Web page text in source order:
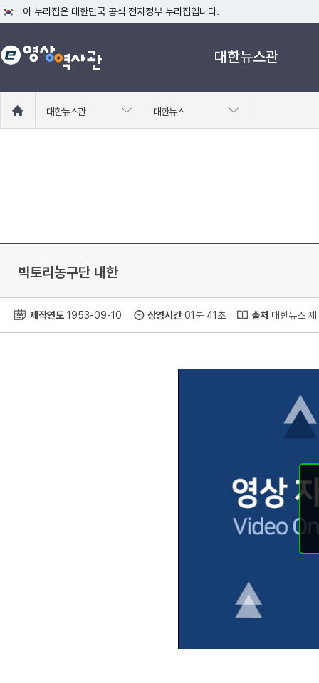
이 누리집은 대한민국 공식 전자정부 누리집입니다.
공식 누리집 주소 확인하기
go.kr 주소를 사용하는 누리집은 대한민국 정부기관이 관리하는 누리집입니
대한뉴스관
로
대한뉴스관 대한뉴스
빅토리농구단 내한
제작연도 1953-09-10 상영시간01분 41초 출처 대한뉴스